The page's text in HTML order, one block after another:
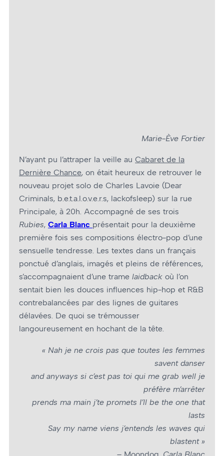
Marie-Ève Fortier
N’ayant pu l’attraper la veille au Cabaret de la
Dernière Chance, on était heureux de retrouver le
nouveau projet solo de Charles Lavoie (Dear
Criminals, b.e.t.a.l.o.v.e.r.s, lackofsleep) sur la rue
Principale, à 20h. Accompagné de ses trois
Rubies, Carla Blanc présentait pour la deuxième
première fois ses compositions électro-pop d’une
sensuelle tendresse. Les textes dans un français
ponctué d’anglais, imagés et pleins de références,
s’accompagnaient d’une trame laidback où l’on
sentait bien les douces influences hip-hop et R&B
contrebalancées par des lignes de guitares
délavées. De quoi se trémousser
langoureusement en hochant de la tête.
« Nah je ne crois pas que toutes les femmes
savent danser
and anyways si c’est pas toi qui me grab well je
préfère m’arrêter
prends ma main j’te promets I’ll be the one that
lasts
Say my name viens j’entends les waves qui
blastent »
– Moondog, Carla Blanc